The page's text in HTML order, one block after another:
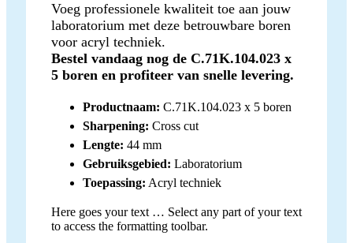
Voeg professionele kwaliteit toe aan jouw
laboratorium met deze betrouwbare boren
voor acryl techniek.
Bestel vandaag nog de C.71K.104.023 x
5 boren en profiteer van snelle levering.
Productnaam: C.71K.104.023 x 5 boren
Sharpening: Cross cut
Lengte: 44 mm
Gebruiksgebied: Laboratorium
Toepassing: Acryl techniek
Here goes your text … Select any part of your text
to access the formatting toolbar.